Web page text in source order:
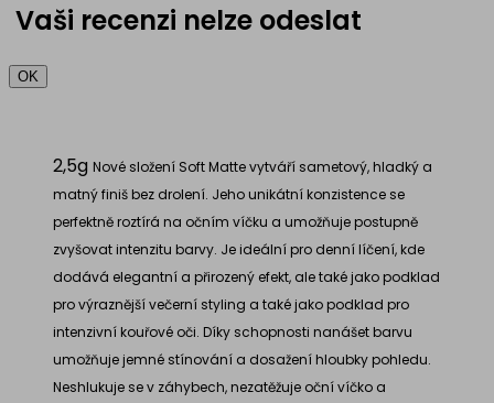
Vaši recenzi nelze odeslat
OK
2,5g Nové složení Soft Matte vytváří sametový, hladký a
matný finiš bez drolení. Jeho unikátní konzistence se
perfektně roztírá na očním víčku a umožňuje postupně
zvyšovat intenzitu barvy. Je ideální pro denní líčení, kde
dodává elegantní a přirozený efekt, ale také jako podklad
pro výraznější večerní styling a také jako podklad pro
intenzivní kouřové oči. Díky schopnosti nanášet barvu
umožňuje jemné stínování a dosažení hloubky pohledu.
Neshlukuje se v záhybech, nezatěžuje oční víčko a